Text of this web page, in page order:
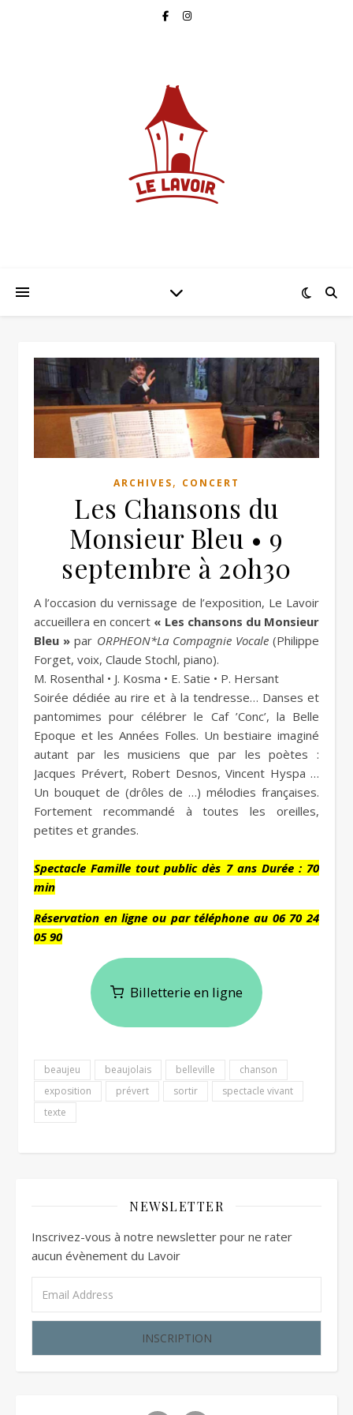
ARCHIVES, CONCERT
Les Chansons du
Monsieur Bleu • 9
septembre à 20h30
A l’occasion du vernissage de l’exposition, Le Lavoir
accueillera en concert « Les chansons du Monsieur
Bleu » par ORPHEON*La Compagnie Vocale(Philippe
Forget, voix, Claude Stochl, piano).
M. Rosenthal • J. Kosma • E. Satie • P. Hersant
Soirée dédiée au rire et à la tendresse… Danses et
pantomimes pour célébrer le Caf ’Conc’, la Belle
Epoque et les Années Folles. Un bestiaire imaginé
autant par les musiciens que par les poètes :
Jacques Prévert, Robert Desnos, Vincent Hyspa …
Un bouquet de (drôles de …) mélodies françaises.
Fortement recommandé à toutes les oreilles,
petites et grandes.
Spectacle Famille tout public dès 7 ans Durée : 70
min
Réservation en ligne ou par téléphone au 06 70 24
05 90
Billetterie en ligne
beaujeu beaujolais belleville
chanson
exposition
prévert sortir
spectacle vivant
texte
NEWSLETTER
Inscrivez-vous à notre newsletter pour ne rater
aucun évènement du Lavoir